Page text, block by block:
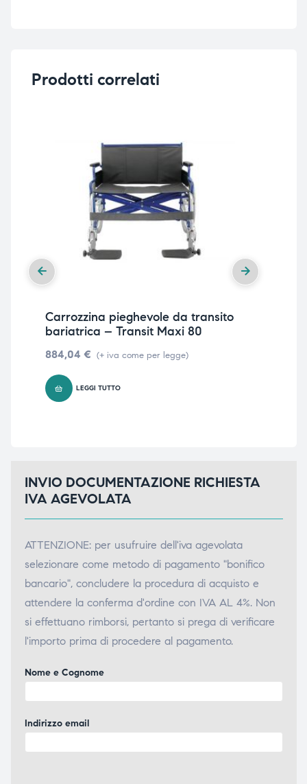
Prodotti correlati
Carrozzina pieghevole da transito
bariatrica – Transit Maxi 80
884,04 € (+ iva come per legge)
LEGGI TUTTO
INVIO DOCUMENTAZIONE RICHIESTA
IVA AGEVOLATA
ATTENZIONE: per usufruire dell'iva agevolata
selezionare come metodo di pagamento "bonifico
bancario", concludere la procedura di acquisto e
attendere la conferma d'ordine con IVA AL 4%. Non
si effettuano rimborsi, pertanto si prega di verificare
l'importo prima di procedere al pagamento.
Nome e Cognome
Indirizzo email